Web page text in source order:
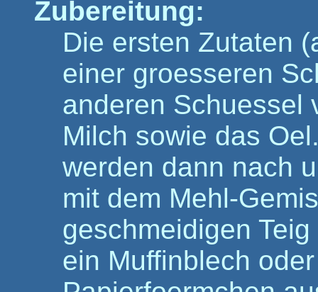
Zubereitung:
Die ersten Zutaten
einer groesseren
anderen Schuessel
Milch sowie das
werden dann nach
mit dem Mehl-
geschmeidigen
ein Muffinblech